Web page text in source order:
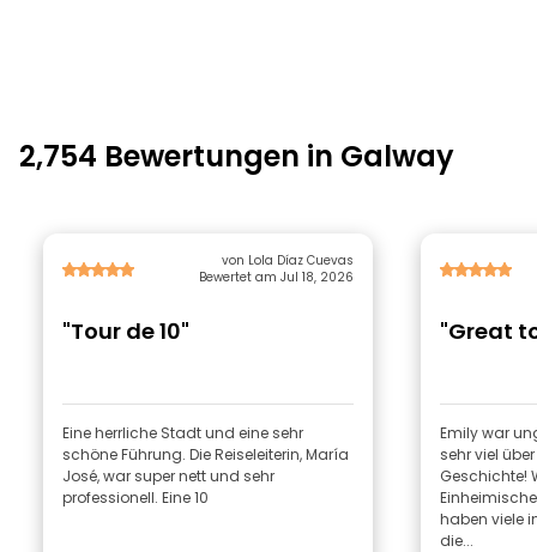
2,754 Bewertungen in Galway
von Lola Díaz Cuevas
Bewertet am Jul 18, 2026
"Tour de 10"
Eine herrliche Stadt und eine sehr
schöne Führung. Die Reiseleiterin, María
José, war super nett und sehr
professionell. Eine 10
"Great
Emily war
sehr viel
Geschichte!
haben viele
die...